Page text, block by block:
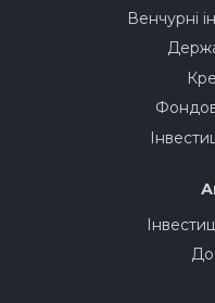
Венчурні